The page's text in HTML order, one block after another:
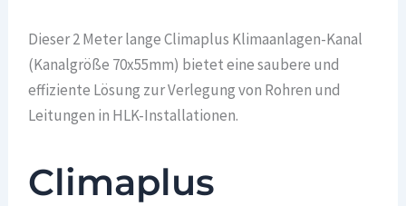
Dieser 2 Meter lange Climaplus Klimaanlagen-Kanal
(Kanalgröße 70x55mm) bietet eine saubere und
effiziente Lösung zur Verlegung von Rohren und
Leitungen in HLK-Installationen.
Climaplus